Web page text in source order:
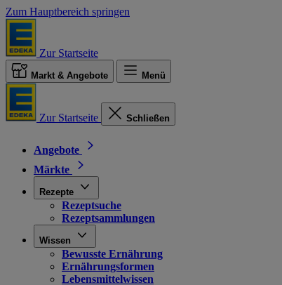
Zum Hauptbereich springen
Zur Startseite
Markt & Angebote Menü
Zur Startseite Schließen
Angebote
Märkte
Rezepte
Rezeptsuche
Rezeptsammlungen
Wissen
Bewusste Ernährung
Ernährungsformen
Lebensmittelwissen